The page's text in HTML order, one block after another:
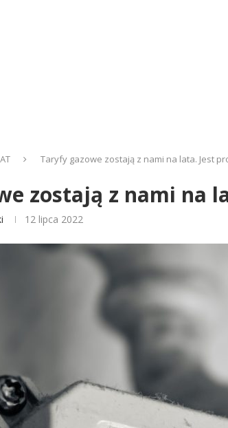
Taryfy gazowe zostają z nami na lata. Jest
zostają z nami na
12 lipca 2022